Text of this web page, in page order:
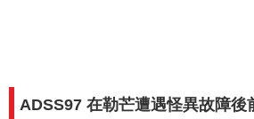
ADSS97 在勒芒遭遇怪異故障後